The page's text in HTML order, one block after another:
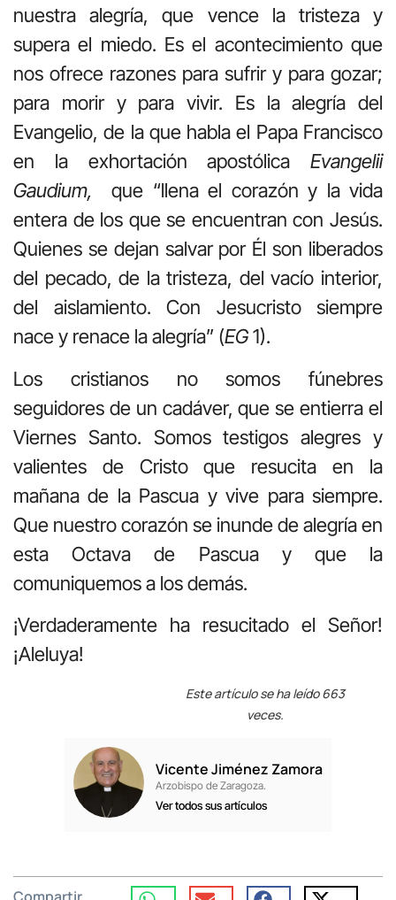
nuestra alegría, que vence la tristeza y
supera el miedo. Es el acontecimiento que
nos ofrece razones para sufrir y para gozar;
para morir y para vivir. Es la alegría del
Evangelio, de la que habla el Papa Francisco
en la exhortación apostólica Evangelii
Gaudium,
que “llena el corazón y la vida
entera de los que se encuentran con Jesús.
Quienes se dejan salvar por Él son liberados
del pecado, de la tristeza, del vacío interior,
del aislamiento. Con Jesucristo siempre
nace y renace la alegría” (EG1).
Los cristianos no somos fúnebres
seguidores de un cadáver, que se entierra el
Viernes Santo. Somos testigos alegres y
valientes de Cristo que resucita en la
mañana de la Pascua y vive para siempre.
Que nuestro corazón se inunde de alegría en
esta Octava de Pascua y que la
comuniquemos a los demás.
¡Verdaderamente ha resucitado el Señor!
¡Aleluya!
Este artículo se ha leído 663
veces.
Vicente Jiménez Zamora
Arzobispo de Zaragoza.
Ver todos sus artículos
Compartir